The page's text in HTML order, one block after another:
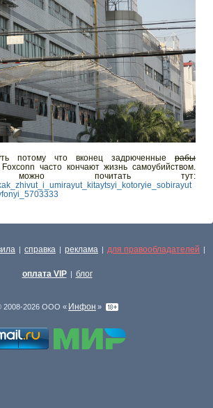
потому что вконец задрюченные рабы
часто кончают жизнь самоубийством.
можно почитать тут:
| справка | реклама | для правообладателей |
оплата VIP | блог
2008-2026 ООО « Инфон »